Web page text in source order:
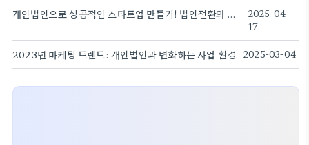
개인법인으로 성공적인 스타트업 만들기! 법인전환의 모든 것
2025-04-
17
2023년 마케팅 트렌드: 개인법인과 변화하는 사업 환경 2025-03-04